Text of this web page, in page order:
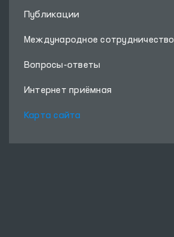
Публикации
Международное сотрудничество
Вопросы-ответы
Интернет приёмная
Карта сайта